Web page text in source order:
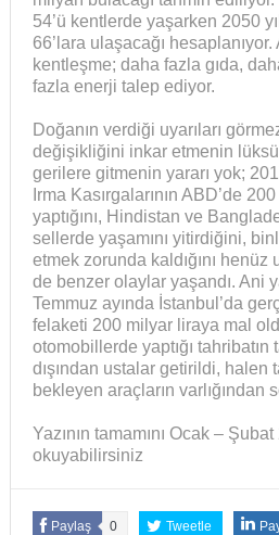
54’ü kentlerde yaşarken 2050
66’lara ulaşacağı
kentleşme; daha fazla gıda,
fazla enerji talep ediyor.
Doğanın verdiği uyarıları
değişikliğini inkar etmenin
gerilere gitmenin yararı yok;
Irma Kasırgalarının ABD’de
yaptığını, Hindistan ve
sellerde yaşamını yitirdiğini,
etmek zorunda kaldığını henüz
de benzer olaylar yaşandı. Ani
Temmuz ayında İstanbul’da
felaketi 200 milyar liraya mal
otomobillerde yaptığı tahribatın
dışından ustalar getirildi, halen
bekleyen araçların varlığından
Yazının tamamını Ocak –
okuyabilirsiniz
Paylaş 0 Tweetle